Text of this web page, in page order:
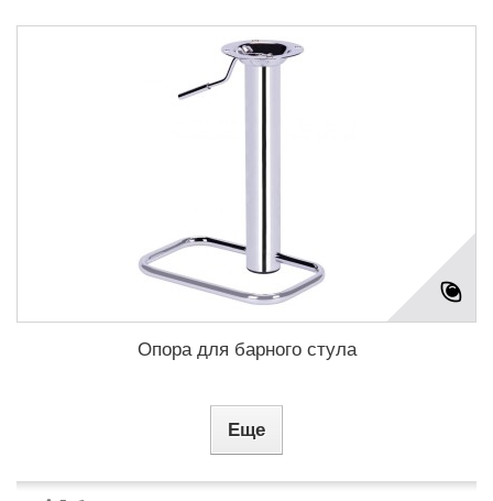
Опора для барного стула
Еще